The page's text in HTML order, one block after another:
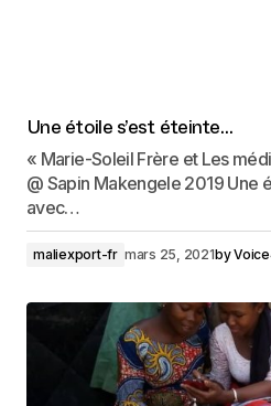
Une étoile s’est éteinte…
« Marie-Soleil Frère et Les
@ Sapin Makengele 2019 Une
avec…
maliexport-fr mars 25, 2021by